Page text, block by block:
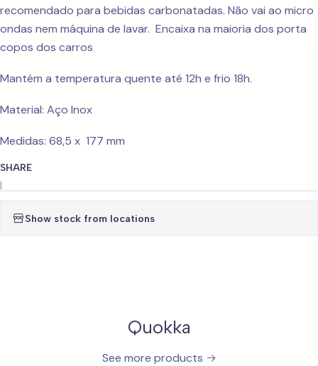
recomendado para bebidas carbonatadas. Não vai ao micro
ondas nem máquina de lavar. Encaixa na maioria dos porta
copos dos carros
Mantém a temperatura quente até 12h e frio 18h.
Material: Aço Inox
Medidas: 68,5 x 177 mm
SHARE
|
Show stock from locations
Quokka
See more products